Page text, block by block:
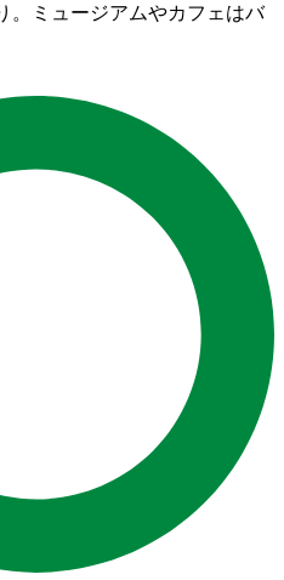
。ミュージアムやカフェはバ